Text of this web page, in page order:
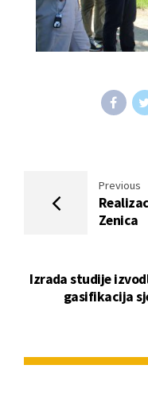
Previous
Zenica
Izrada studije
gasifikacija